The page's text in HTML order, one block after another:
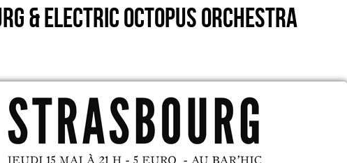
& Electric Octopus Orchestra